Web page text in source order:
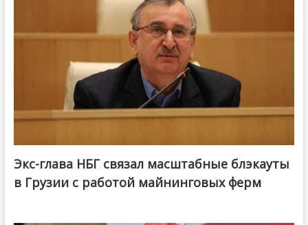
Экс-глава НБГ связал масштабные блэкауты
в Грузии с работой майнинговых ферм